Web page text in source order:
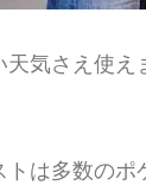
気さえ使
は多数の